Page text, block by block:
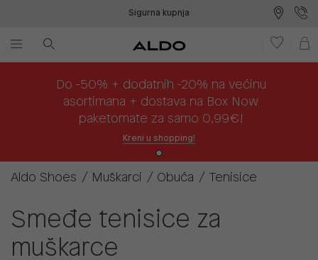
Sigurna kupnja
Do -50% + dodatnih -20% na većinu
asortimana + dostava na Box Now
paketomate za samo 0,99€!
Kreni u shopping!
Aldo Shoes Muškarci Obuća Tenisice
Smeđe tenisice za
muškarce